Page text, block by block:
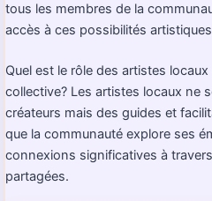
tous les membres de la
accès à ces possibilités
Quel est le rôle des artistes
collective? Les artistes locaux ne
créateurs mais des guides et
que la communauté explore ses
connexions significatives à
partagées.